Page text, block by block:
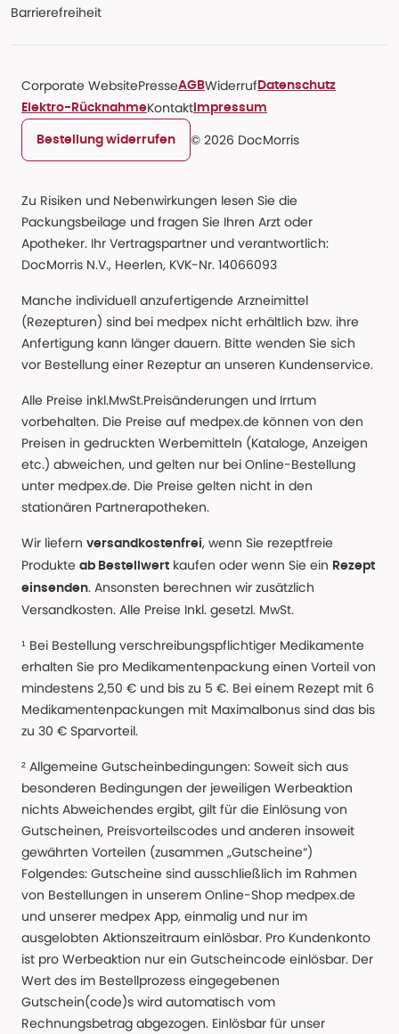
Barrierefreiheit
Corporate WebsitePresseAGBWiderruf Datenschutz
Elektro-RücknahmeKontakt Impressum
Bestellung widerrufen © 2026 DocMorris
Zu Risiken und Nebenwirkungen lesen Sie die
Packungsbeilage und fragen Sie Ihren Arzt oder
Apotheker. Ihr Vertragspartner und verantwortlich:
DocMorris N.V., Heerlen, KVK-Nr. 14066093
Manche individuell anzufertigende Arzneimittel
(Rezepturen) sind bei medpex nicht erhältlich bzw. ihre
Anfertigung kann länger dauern. Bitte wenden Sie sich
vor Bestellung einer Rezeptur an unseren Kundenservice.
Alle Preise inkl.MwSt.Preisänderungen und Irrtum
vorbehalten. Die Preise auf medpex.de können von den
Preisen in gedruckten Werbemitteln (Kataloge, Anzeigen
etc.) abweichen, und gelten nur bei Online-Bestellung
unter medpex.de. Die Preise gelten nicht in den
stationären Partnerapotheken.
Wir liefern versandkostenfrei, wenn Sie rezeptfreie
Produkte ab Bestellwert kaufen oder wenn Sie ein Rezept
einsenden. Ansonsten berechnen wir zusätzlich
Versandkosten. Alle Preise Inkl. gesetzl. MwSt.
¹ Bei Bestellung verschreibungspflichtiger Medikamente
erhalten Sie pro Medikamentenpackung einen Vorteil von
mindestens 2,50 € und bis zu 5 €. Bei einem Rezept mit 6
Medikamentenpackungen mit Maximalbonus sind das bis
zu 30 € Sparvorteil.
² Allgemeine Gutscheinbedingungen: Soweit sich aus
besonderen Bedingungen der jeweiligen Werbeaktion
nichts Abweichendes ergibt, gilt für die Einlösung von
Gutscheinen, Preisvorteilscodes und anderen insoweit
gewährten Vorteilen (zusammen „Gutscheine“)
Folgendes: Gutscheine sind ausschließlich im Rahmen
von Bestellungen in unserem Online-Shop medpex.de
und unserer medpex App, einmalig und nur im
ausgelobten Aktionszeitraum einlösbar. Pro Kundenkonto
ist pro Werbeaktion nur ein Gutscheincode einlösbar. Der
Wert des im Bestellprozess eingegebenen
Gutschein(code)s wird automatisch vom
Rechnungsbetrag abgezogen. Einlösbar für unser